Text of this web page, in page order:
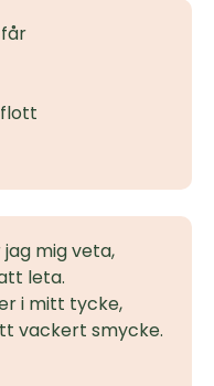
mig veta,
leta.
i mitt tycke,
vackert smycke.